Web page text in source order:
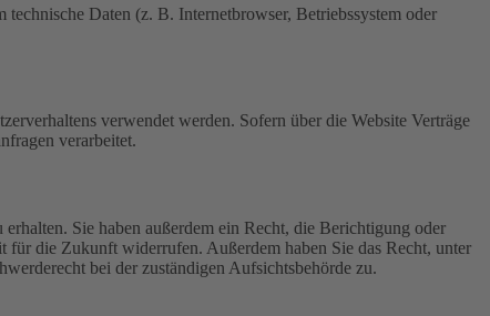
Daten (z. B. Internetbrowser, Betriebssystem oder
verwendet werden. Sofern über die Website Verträge
verarbeitet.
Sie haben außerdem ein Recht, die Berichtigung oder
die Zukunft widerrufen. Außerdem haben Sie das Recht, unter
bei der zuständigen Aufsichtsbehörde zu.